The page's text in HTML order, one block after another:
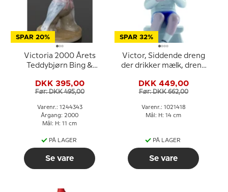
SPAR 20%
Victoria 2000 Årets
Teddybjørn Bing &
DKK 395,00
Før: DKK 495,00
Varenr.: 1244343
Årgang: 2000
Mål: H: 11 cm
PÅ LAGER
Se vare
SPAR 32%
Victor, Siddende dreng
der drikker mælk, dreng
Grøndahl figur nr. 1713
eller 418
DKK 449,00
Før: DKK 662,00
Varenr.: 1021418
Mål: H: 14 cm
PÅ LAGER
Se vare